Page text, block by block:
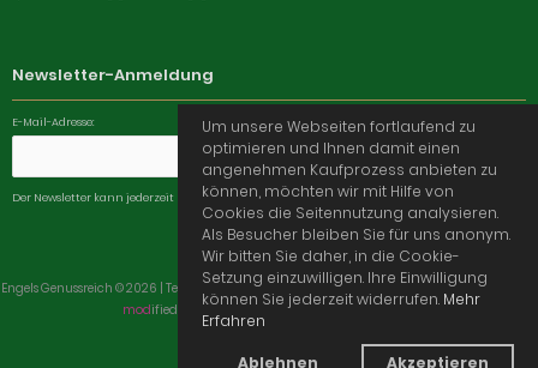
Newsletter-Anmeldung
E-Mail-Adresse:
Der Newsletter kann jederzeit hier oder in Ihrem Kundenkonto abbestellt werden.
Engels Genussreich © 2026 | Template © 2009-2026 bymod ified eCommerce Shopsoftware
modified eCommerce Shopsoftware © 2009-2026
Um unsere Webseiten fortlaufend zu
optimieren und Ihnen damit einen
angenehmen Kaufprozess anbieten zu
können, möchten wir mit Hilfe von
Cookies die Seitennutzung analysieren.
Als Besucher bleiben Sie für uns anonym.
Wir bitten Sie daher, in die Cookie-
Setzung einzuwilligen. Ihre Einwilligung
können Sie jederzeit widerrufen. Mehr
Erfahren
Ablehnen Akzeptieren